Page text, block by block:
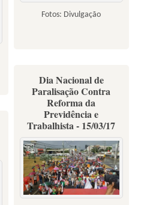
Fotos: Divulgação
Dia Nacional de
Paralisação Contra
Reforma da
Previdência e
Trabalhista - 15/03/17